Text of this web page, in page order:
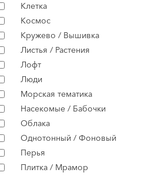
Клетка
Космос
Кружево / Вышивка
Листья / Растения
Лофт
Люди
Морская тематика
Насекомые / Бабочки
Облака
Однотонный / Фоновый
Перья
Плитка / Мрамор